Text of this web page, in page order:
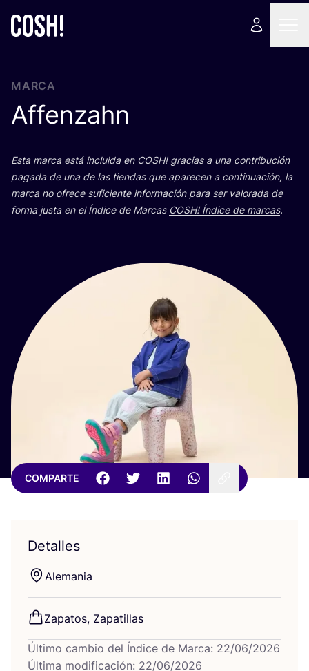
MARCA
Affenzahn
Esta mar­ca está inclui­da en COSH! gra­cias a una con­tri­bu­ción
paga­da de una de las tien­das que apa­re­cen a con­ti­nua­ción, la
mar­ca no ofre­ce sufi­cien­te infor­ma­ción para ser valo­ra­da de
for­ma jus­ta en el Índi­ce de Mar­cas COSH! Índi­ce de mar­cas.
COMPARTE
Detalles
Ale­ma­nia
Zapa­tos, Zapatillas
Último cambio del Índice de Marca: 22/06/2026
Última modificación: 22/06/2026